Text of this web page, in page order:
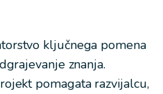
ključnega pomena
znanja.
pomagata razvijalcu,